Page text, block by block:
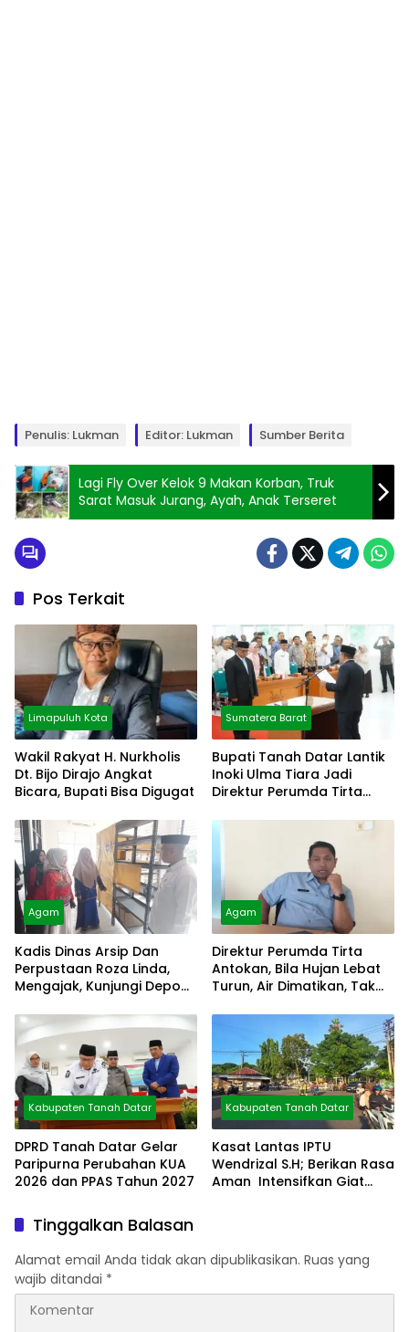
Penulis: Lukman Editor: Lukman Sumber Berita
Lagi Fly Over Kelok 9 Makan Korban, Truk
Sarat Masuk Jurang, Ayah, Anak Terseret
Pos Terkait
Limapuluh Kota
Wakil Rakyat H. Nurkholis
Dt. Bijo Dirajo Angkat
Bicara, Bupati Bisa Digugat
Sumatera Barat
Bupati Tanah Datar Lantik
Inoki Ulma Tiara Jadi
Direktur Perumda Tirta
Agam
Kadis Dinas Arsip Dan
Perpustaan Roza Linda,
Mengajak, Kunjungi Depo
Agam
Direktur Perumda Tirta
Antokan, Bila Hujan Lebat
Turun, Air Dimatikan, Tak
Kabupaten Tanah Datar
DPRD Tanah Datar Gelar
Paripurna Perubahan KUA
2026 dan PPAS Tahun 2027
Kabupaten Tanah Datar
Kasat Lantas IPTU
Wendrizal S.H; Berikan Rasa
Aman Intensifkan Giat
Tinggalkan Balasan
Alamat email Anda tidak akan dipublikasikan. Ruas yang
wajib ditandai *